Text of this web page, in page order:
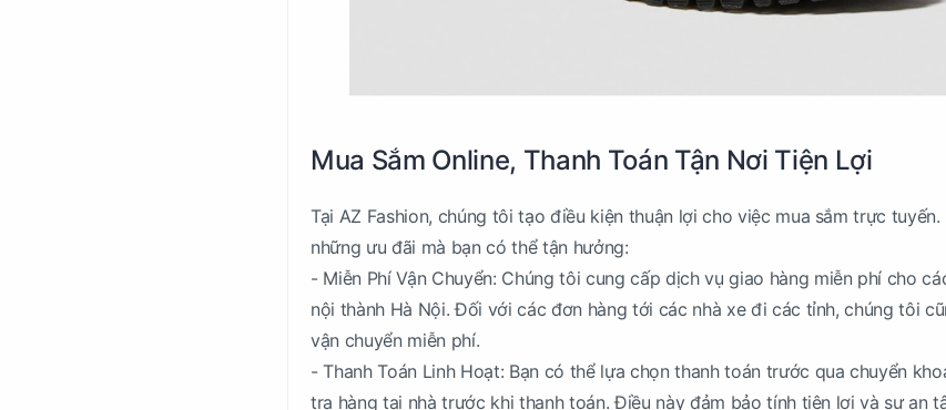
Mua Sắm Online, Thanh Toán Tận Nơi Tiện Lợi
Tại AZ Fashion, chúng tôi tạo điều kiện thuận lợi cho việc mua sắm trực
những ưu đãi mà bạn có thể tận hưởng:
- Miễn Phí Vận Chuyển: Chúng tôi cung cấp dịch vụ giao hàng miễn phí cho
nội thành Hà Nội. Đối với các đơn hàng tới các nhà xe đi các tỉnh, chúng tôi
vận chuyển miễn phí.
- Thanh Toán Linh Hoạt: Bạn có thể lựa chọn thanh toán trước qua chuyển
tra hàng tại nhà trước khi thanh toán. Điều này đảm bảo tính tiện lợi và sự an